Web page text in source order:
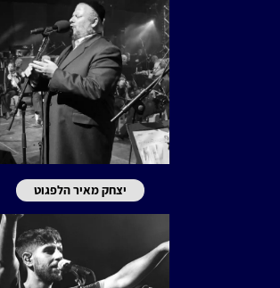
יצחק מאיר הלפגוט